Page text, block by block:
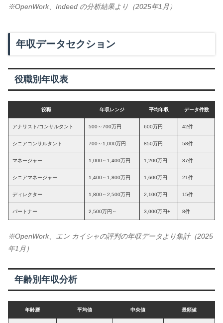
※OpenWork、Indeed の分析結果より（2025年1月）
年収データセクション
役職別年収表
役職 年収レンジ 平均年収 データ件数
アナリスト/コンサルタント 500～700万円 600万円 42件
シニアコンサルタント 700～1,000万円 850万円 58件
マネージャー 1,000～1,400万円 1,200万円 37件
シニアマネージャー 1,400～1,800万円 1,600万円 21件
ディレクター 1,800～2,500万円 2,100万円 15件
パートナー 2,500万円～ 3,000万円+ 8件
※OpenWork、エン カイシャの評判の年収データより集計（2025
年1月）
年齢別年収分析
年齢層 平均値 中央値 最頻値